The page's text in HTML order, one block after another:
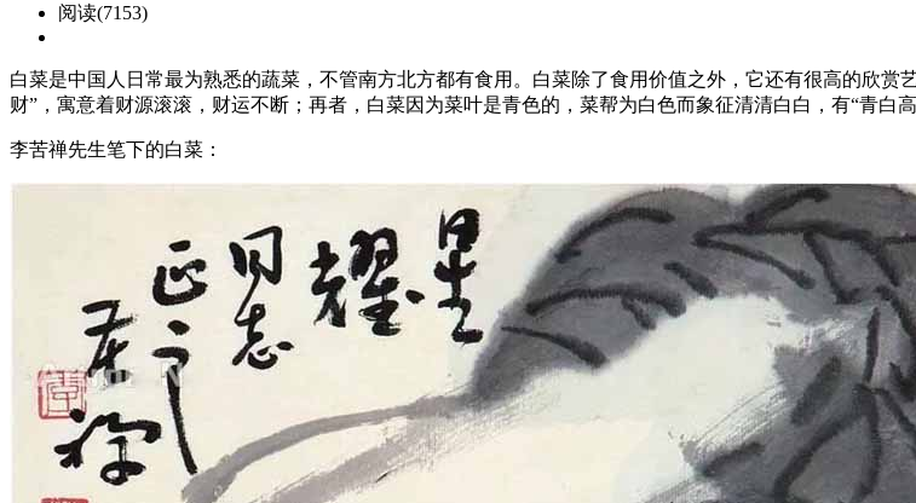
阅读(7153)
白菜是中国人日常最为熟悉的蔬菜，不管南方北方都有食用。白菜除了食用价值之外，它还有很高的欣
财”，寓意着财源滚滚，财运不断；再者，白菜因为菜叶是青色的，菜帮为白色而象征清清白白，有“青白
李苦禅先生笔下的白菜：